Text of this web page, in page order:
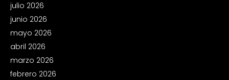
julio 2026
junio 2026
mayo 2026
abril 2026
marzo 2026
febrero 2026